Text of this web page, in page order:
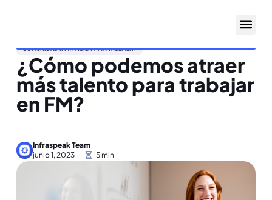
COMUNIDAD IFM,FACILITY MANAGEMENT
¿Cómo podemos atraer
más talento para trabajar
en FM?
Infraspeak Team
junio 1, 2023